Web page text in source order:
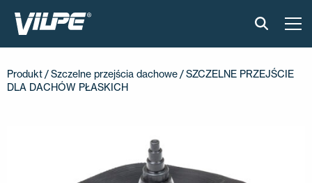
Produkt /Szczelne przejścia dachowe / SZCZELNE PRZEJŚCIE
DLA DACHÓW PŁASKICH